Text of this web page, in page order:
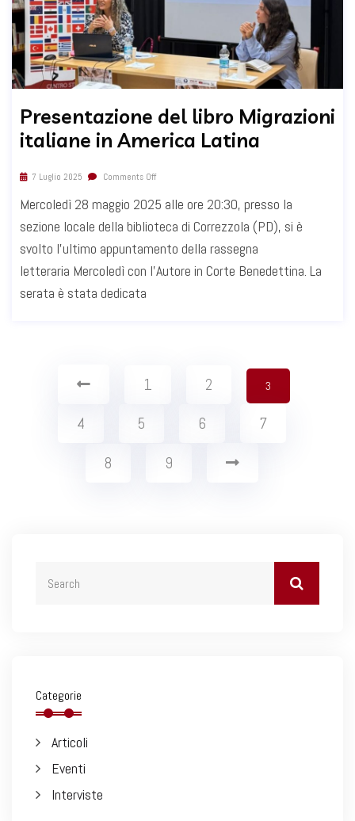
Presentazione del libro Migrazioni
italiane in America Latina
7 Luglio 2025 Comments Off
Mercoledì 28 maggio 2025 alle ore 20:30, presso la
sezione locale della biblioteca di Correzzola (PD), si è
svolto l’ultimo appuntamento della rassegna
letteraria Mercoledì con l'Autore in Corte Benedettina. La
serata è stata dedicata
1 2 3
4 5 6
7
8
9
Categorie
Articoli
Eventi
Interviste